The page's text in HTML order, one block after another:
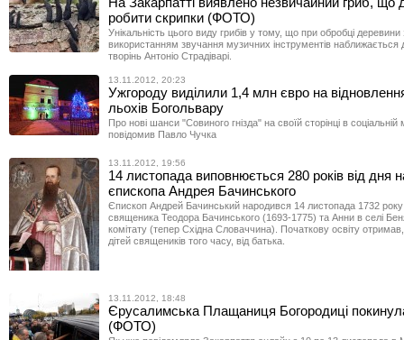
робити скрипки (ФОТО)
Унікальність цього виду грибів у тому, що при обробці деревини
використанням звучання музичних інструментів наближається
творінь Антоніо Страдіварі.
13.11.2012, 20:23
Ужгороду виділили 1,4 млн євро на
льохів Богольвару
Про нові шанси "Совиного гнізда" на своїй сторінці в
повідомив Павло Чучка
13.11.2012, 19:56
14 листопада виповнюється 280 років від дня
єпископа Андрея Бачинського
Єпископ Андрей Бачинський народився 14 листопада 1732 року
священика Теодора Бачинського (1693-1775) та Анни в селі
комітату (тепер Східна Словаччина). Початкову освіту отримав,
дітей священиків того часу, від батька.
13.11.2012, 18:48
Єрусалимська Плащаниця Богородиці
(ФОТО)